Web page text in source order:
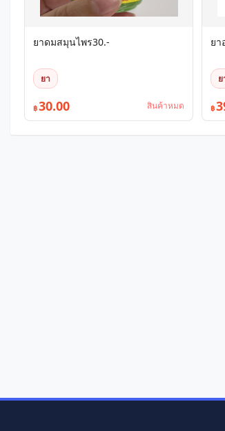
ยาดมสมุนไพร30.-
ยา
฿30.00 สินค้าหมด
ยา
ย
฿